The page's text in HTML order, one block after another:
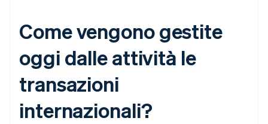
Come vengono gestite
oggi dalle attività le
transazioni
internazionali?